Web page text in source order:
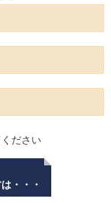
ださい
・・・